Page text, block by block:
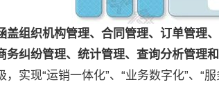
盖组织机构管理、合同管理、订单管理
务纠纷管理、统计管理、查询分析管理
，实现“运销一体化”、“业务数字化”、“